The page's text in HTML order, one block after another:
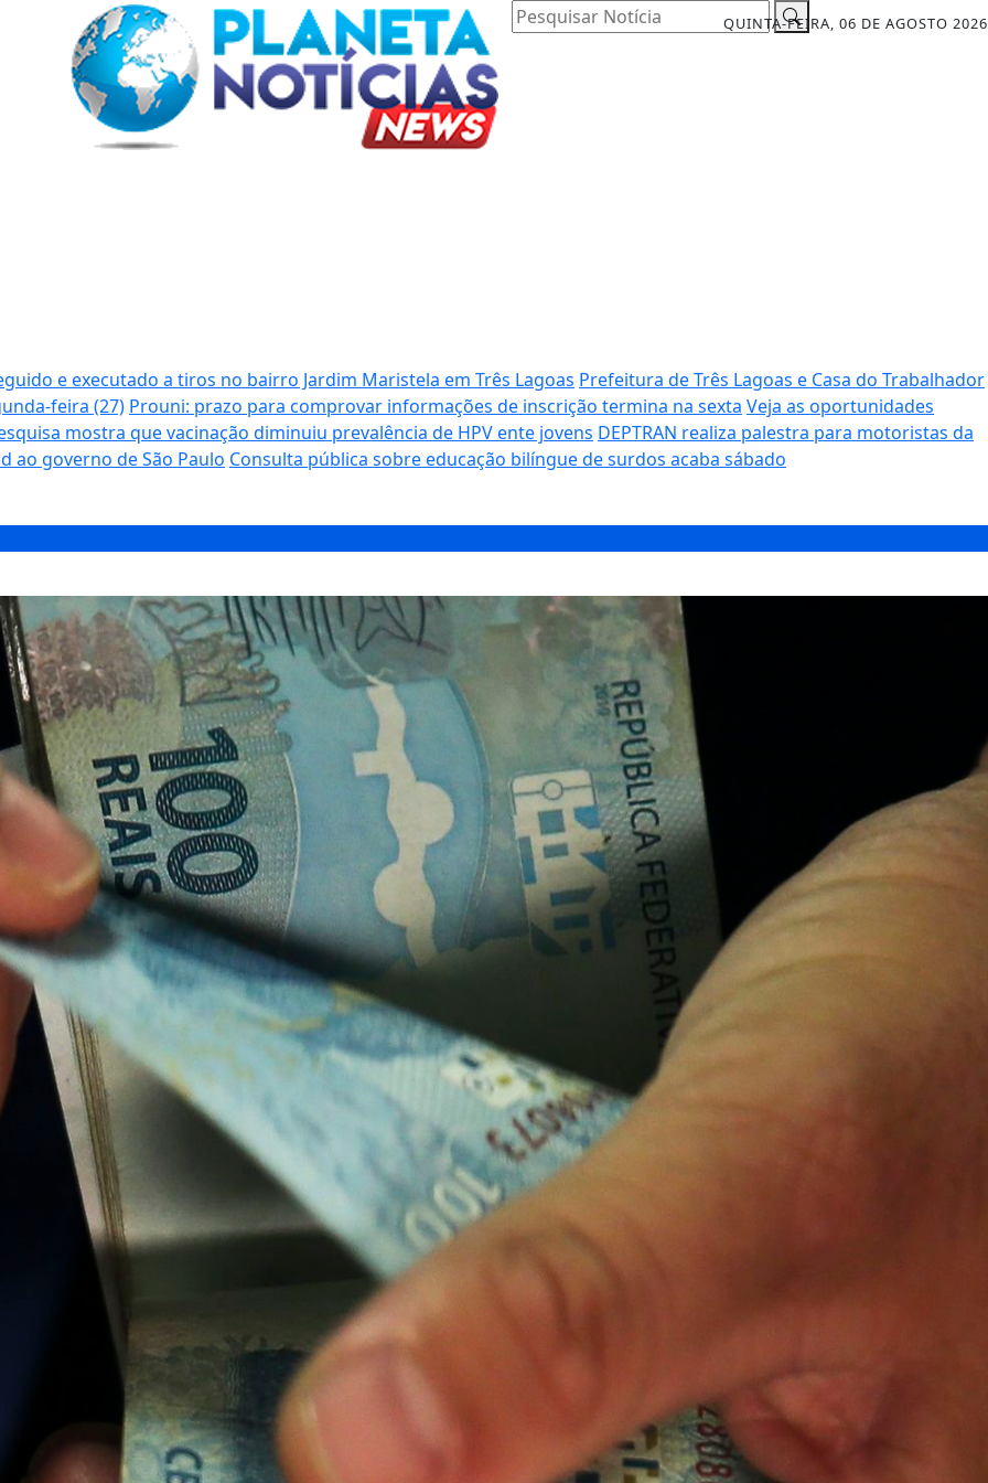
QUINTA-FEIRA, 06 DE AGOSTO 2026
Pesquisar Notícia
e executado a tiros no bairro Jardim Maristela em Três Lagoas Prefeitura de Três Lagoas e Casa do Trabalhador
feira (27) Prouni: prazo para comprovar informações de inscrição termina na sexta Veja as oportunidades
mostra que vacinação diminuiu prevalência de HPV ente jovens DEPTRAN realiza palestra para motoristas da
ao governo de São Paulo Consulta pública sobre educação bilíngue de surdos acaba sábado